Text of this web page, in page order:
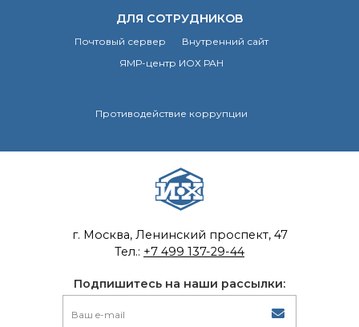
ЯМР-центр ИОХ РАНДЛЯ СОТРУДНИКОВ
Почтовый сервер
Внутренний сайт
ЯМР-центр ИОХ РАН
Противодействие коррупции
г. Москва, Ленинский проспект, 47
Тел.: +7 499 137-29-44
Подпишитесь на наши рассылки: